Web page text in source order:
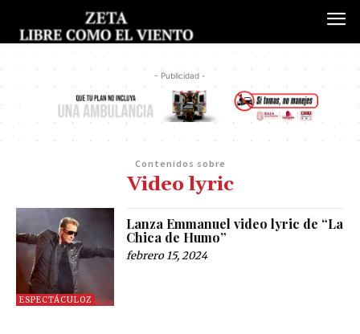
- Publicidad -
Contenidos sobre
Video lyric
ESPECTÁCULOZ
Lanza Emmanuel video lyric de “La
Chica de Humo”
febrero 15, 2024